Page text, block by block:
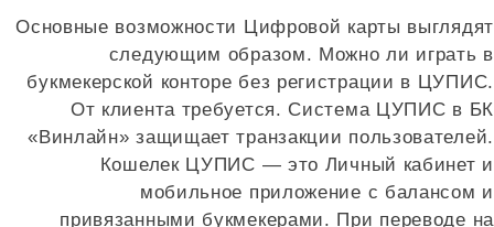
Основные возможности Цифровой карты выглядят
следующим образом. Можно ли играть в
букмекерской конторе без регистрации в ЦУПИС.
От клиента требуется. Система ЦУПИС в БК
«Винлайн» защищает транзакции пользователей.
Кошелек ЦУПИС — это Личный кабинет и
мобильное приложение с балансом и
привязанными букмекерами. При переводе на